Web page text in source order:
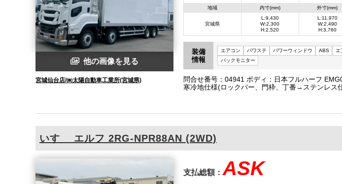
他の画像を見る
宮城仙台店/㈱太陽自動車工業所(宮城県)
地域
宮城県
内寸(mm)
L:9,430
W:2,300
H:2,520
外寸(mm)
L:11,970
W:2,490
H:3,760
装備
情報
エアコン パワステ パワーウィンドウ ABS エ
バックモニター
問合せ番号：04941 ボディ：日本フルハーフ
寒冷地仕様(ロックバー、門枠、丁番→ステンレ
いすゞ エルフ 2RG-NPR88AN (2WD)
支払総額： ASK